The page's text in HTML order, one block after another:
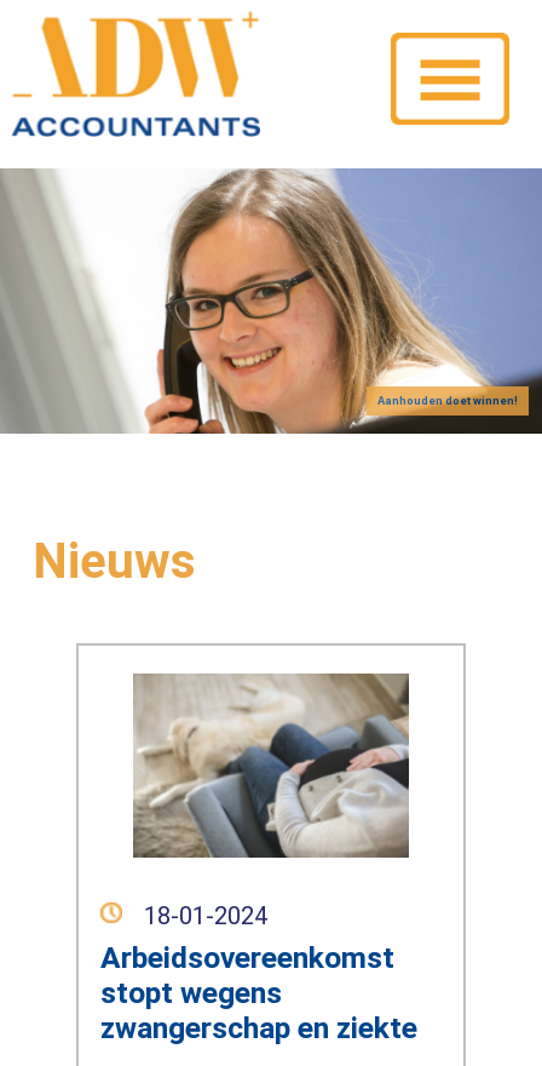
Aanhouden doet winnen!
Nieuws
18-01-2024
Arbeidsovereenkomst
stopt wegens
zwangerschap en ziekte